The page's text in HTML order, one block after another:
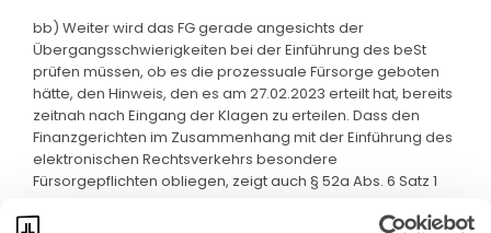
bb) Weiter wird das FG gerade angesichts der
Übergangsschwierigkeiten bei der Einführung des beSt
prüfen müssen, ob es die prozessuale Fürsorge geboten
hätte, den Hinweis, den es am 27.02.2023 erteilt hat, bereits
zeitnah nach Eingang der Klagen zu erteilen. Dass den
Finanzgerichten im Zusammenhang mit der Einführung des
elektronischen Rechtsverkehrs besondere
Fürsorgepflichten obliegen, zeigt auch § 52a Abs. 6 Satz 1